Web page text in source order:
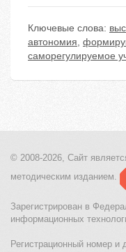
Ключевые слова:
автономия,
саморегулируемое
© 2008-2026, Сайт
методическим изданием.
Зарегистрирован в
информационных
Регистрационный номер и